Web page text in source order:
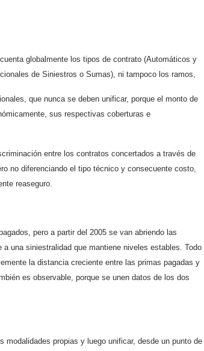
globalmente los tipos de contrato (Automáticos y
de Siniestros o Sumas), ni tampoco los ramos,
que nunca se deben unificar, porque el monto de
sus respectivas coberturas e
entre los contratos concertados a través de
no diferenciando el tipo técnico y consecuente costo,
reaseguro.
pero a partir del 2005 se van abriendo las
una siniestralidad que mantiene niveles estables. Todo
la distancia creciente entre las primas pagadas y
es observable, porque se unen datos de los dos
propias y luego unificar, desde un punto de